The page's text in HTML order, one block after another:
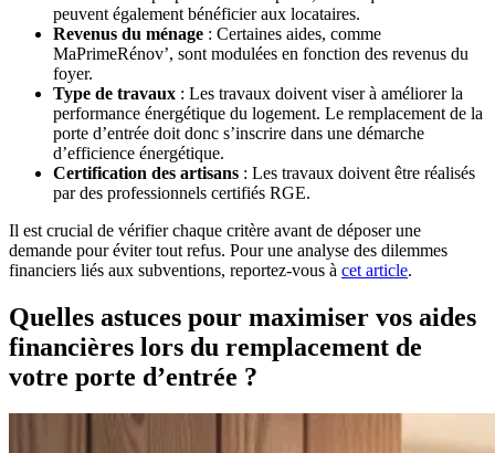
peuvent également bénéficier aux locataires.
Revenus du ménage : Certaines aides, comme
MaPrimeRénov’, sont modulées en fonction des revenus du
foyer.
Type de travaux : Les travaux doivent viser à améliorer la
performance énergétique du logement. Le remplacement de la
porte d’entrée doit donc s’inscrire dans une démarche
d’efficience énergétique.
Certification des artisans : Les travaux doivent être réalisés
par des professionnels certifiés RGE.
Il est crucial de vérifier chaque critère avant de déposer une
demande pour éviter tout refus. Pour une analyse des dilemmes
financiers liés aux subventions, reportez-vous à cet article.
Quelles astuces pour maximiser vos aides
financières lors du remplacement de
votre porte d’entrée ?